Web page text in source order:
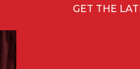
GET THE